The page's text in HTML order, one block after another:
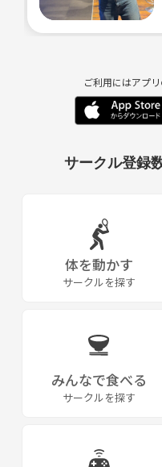
ご利用にはアプ
サークル登録
体を動かす
サークルを探す
みんなで食べる
サークルを探す